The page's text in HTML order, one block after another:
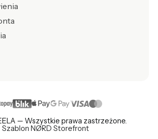
— Wszystkie prawa zastrzeżone.
Szablon NØRD Storefront